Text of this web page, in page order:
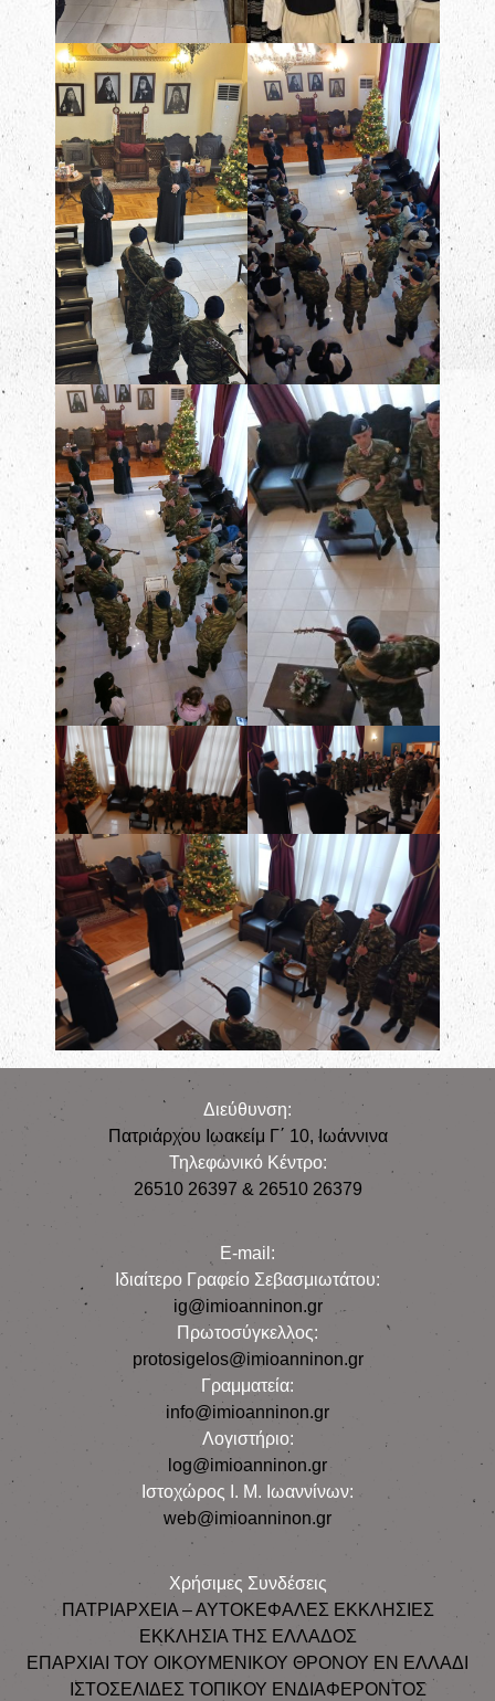
Διεύθυνση:
Πατριάρχου Ιωακείμ Γ΄ 10, Iωάννινα
Τηλεφωνικό Κέντρο:
26510 26397 & 26510 26379
E-mail:
Iδιαίτερο Γραφείο Σεβασμιωτάτου:
ig@imioanninon.gr
Πρωτοσύγκελλος:
protosigelos@imioanninon.gr
Γραμματεία:
info@imioanninon.gr
Λογιστήριο:
log@imioanninon.gr
Ιστοχώρος Ι. Μ. Ιωαννίνων:
web@imioanninon.gr
Χρήσιμες Συνδέσεις
ΠΑΤΡΙΑΡΧΕΙΑ – ΑΥΤΟΚΕΦΑΛΕΣ ΕΚΚΛΗΣΙΕΣ
ΕΚΚΛΗΣΙΑ ΤΗΣ ΕΛΛΑΔΟΣ
ΕΠΑΡΧΙΑΙ ΤΟΥ ΟΙΚΟΥΜΕΝΙΚΟΥ ΘΡΟΝΟΥ ΕΝ ΕΛΛΑΔΙ
ΙΣΤΟΣΕΛΙΔΕΣ ΤΟΠΙΚΟΥ ΕΝΔΙΑΦΕΡΟΝΤΟΣ